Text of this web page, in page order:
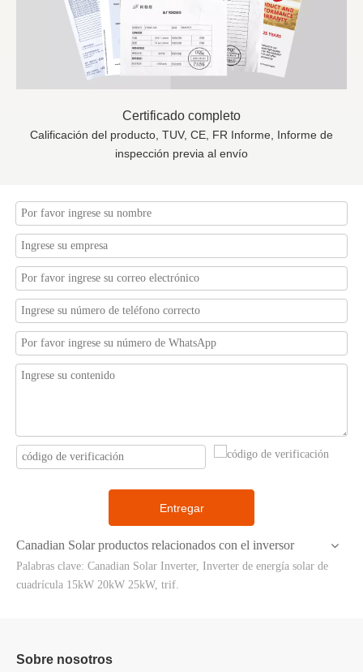
Certificado completo
Calificación del producto, TUV, CE, FR Informe, Informe de
inspección previa al envío
Entregar
Canadian Solar productos relacionados con el inversor
Palabras clave: Canadian Solar Inverter, Inverter de energía solar de
cuadrícula 15kW 20kW 25kW, trif.
Sobre nosotros